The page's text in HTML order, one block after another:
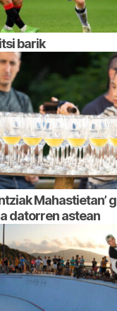
barik
Mahastietan’
datorren astean